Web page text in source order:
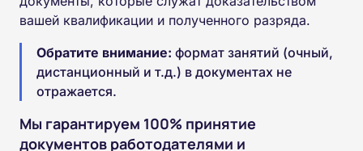
вашей квалификации и полученного разряда.
Обратите внимание: формат занятий (очный,
дистанционный и т.д.) в документах не
отражается.
Мы гарантируем 100% принятие
документов работодателями и